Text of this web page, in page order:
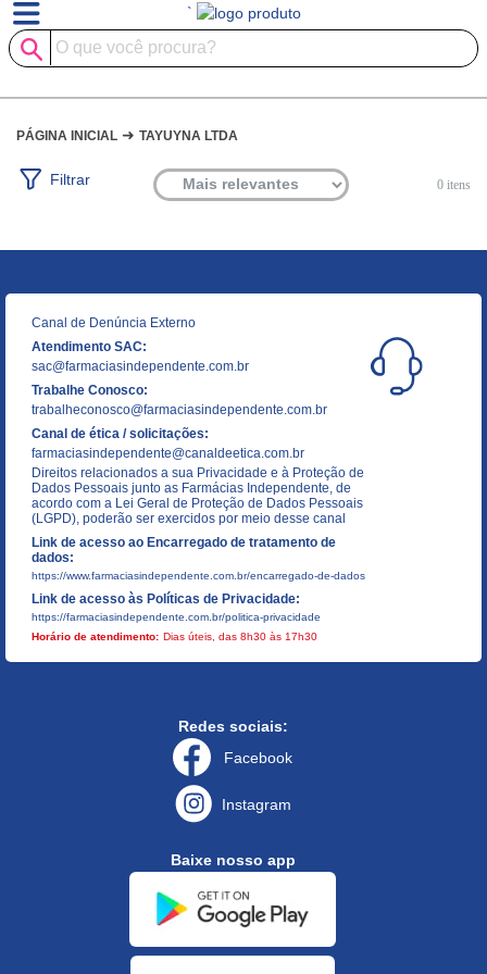
`
PÁGINA INICIAL ➜ TAYUYNA LTDA
Filtrar 0itens
Canal de Denúncia Externo
Atendimento SAC:
sac@farmaciasindependente.com.br
Trabalhe Conosco:
trabalheconosco@farmaciasindependente.com.br
Canal de ética / solicitações:
farmaciasindependente@canaldeetica.com.br
Direitos relacionados a sua Privacidade e à Proteção de
Dados Pessoais junto as Farmácias Independente, de
acordo com a Lei Geral de Proteção de Dados Pessoais
(LGPD), poderão ser exercidos por meio desse canal
Link de acesso ao Encarregado de tratamento de
dados:
https://www.farmaciasindependente.com.br/encarregado-de-dados
Link de acesso às Políticas de Privacidade:
https://farmaciasindependente.com.br/politica-privacidade
Horário de atendimento: Dias úteis, das 8h30 às 17h30
Redes sociais:
Facebook
Instagram
Baixe nosso app